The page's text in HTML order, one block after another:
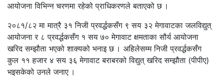
आयोजना विभिन्न चरणमा रहेको प्राधिकरणले बताएको छ ।
२०८१/८२ मा मात्रै ३१ निजी प्रवर्द्धकसँग ९ सय ३२ मेगावाटका जलविद्युत्
आयोजना र ८ प्रवर्द्धकसँग १ सय ७० मेगावाट क्षमताका सौर्य आयोजना
खरिद सम्झौता भएको शाक्यको भनाइ छ । अहिलेसम्म निजी प्रवर्द्धकसँग
कुल ११ हजार ४ सय ३६ मेगावाट बराबरको विद्युत् खरिद सम्झौता (पीपीए)
भइसकेको उनले जनाए ।